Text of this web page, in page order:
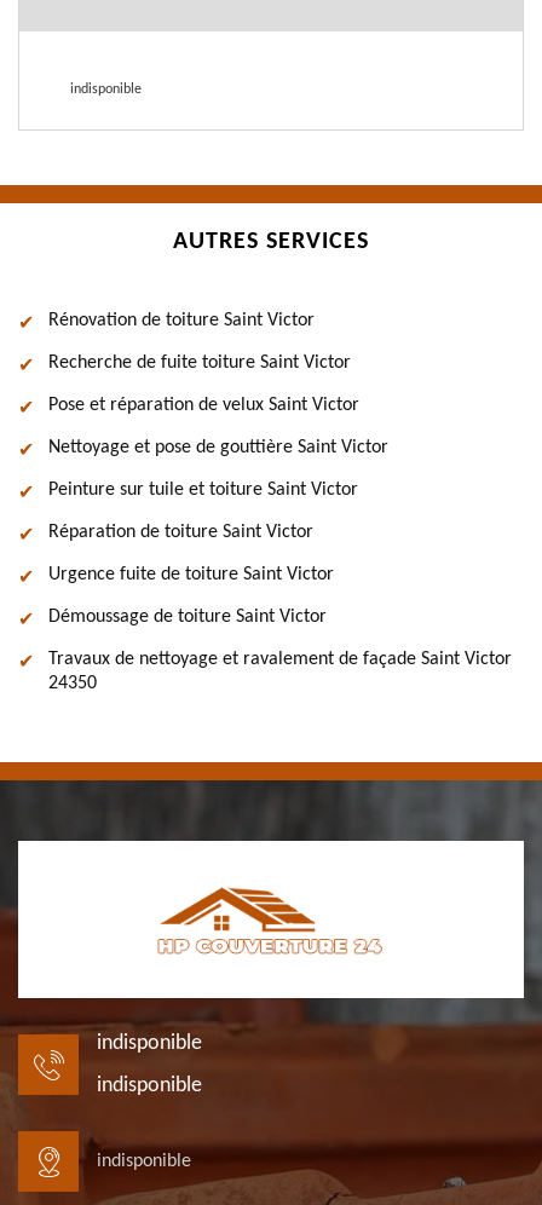
indisponible
AUTRES SERVICES
Rénovation de toiture Saint Victor
Recherche de fuite toiture Saint Victor
Pose et réparation de velux Saint Victor
Nettoyage et pose de gouttière Saint Victor
Peinture sur tuile et toiture Saint Victor
Réparation de toiture Saint Victor
Urgence fuite de toiture Saint Victor
Démoussage de toiture Saint Victor
Travaux de nettoyage et ravalement de façade Saint Victor
24350
indisponible
indisponible
indisponible